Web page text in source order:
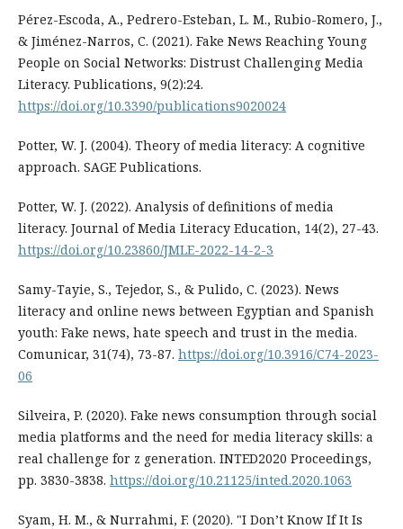
Pérez-Escoda, A., Pedrero-Esteban, L. M., Rubio-Romero, J.,
& Jiménez-Narros, C. (2021). Fake News Reaching Young
People on Social Networks: Distrust Challenging Media
Literacy. Publications, 9(2):24.
https://doi.org/10.3390/publications9020024
Potter, W. J. (2004). Theory of media literacy: A cognitive
approach. SAGE Publications.
Potter, W. J. (2022). Analysis of definitions of media
literacy. Journal of Media Literacy Education, 14(2), 27-43.
https://doi.org/10.23860/JMLE-2022-14-2-3
Samy-Tayie, S., Tejedor, S., & Pulido, C. (2023). News
literacy and online news between Egyptian and Spanish
youth: Fake news, hate speech and trust in the media.
Comunicar, 31(74), 73-87. https://doi.org/10.3916/C74-2023-
06
Silveira, P. (2020). Fake news consumption through social
media platforms and the need for media literacy skills: a
real challenge for z generation. INTED2020 Proceedings,
pp. 3830-3838. https://doi.org/10.21125/inted.2020.1063
Syam, H. M., & Nurrahmi, F. (2020). "I Don’t Know If It Is